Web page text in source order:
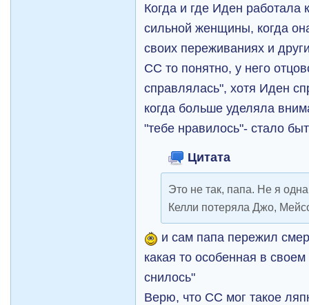
Когда и где Иден работала
сильной женщины, когда
своих переживаниях и
СС то понятно, у него
справлялась", хотя Иден
когда больше уделяла
"тебе нравилось"- стало
Цитата
Это не так, папа. Не я
Келли потеряла Джо,
и сам папа пережил
какая то особенная в
снилось"
Верю, что СС мог такое